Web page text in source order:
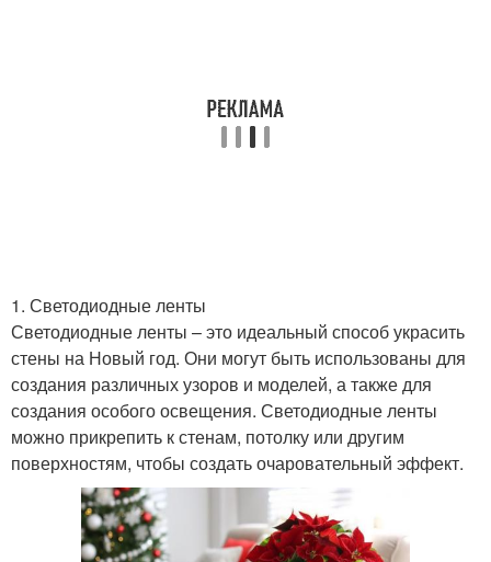
1. Светодиодные ленты
Светодиодные ленты – это идеальный способ украсить
стены на Новый год. Они могут быть использованы для
создания различных узоров и моделей, а также для
создания особого освещения. Светодиодные ленты
можно прикрепить к стенам, потолку или другим
поверхностям, чтобы создать очаровательный эффект.